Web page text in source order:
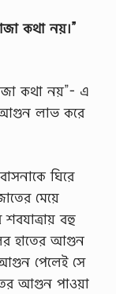
কথা নয়।”
কথা নয়”- এ
আগুন লাভ করে
ঘিরে
মেয়ে
শবযাত্রায় বহু
হাতের আগুন
আগুন পেলেই সে
আগুন পাওয়া